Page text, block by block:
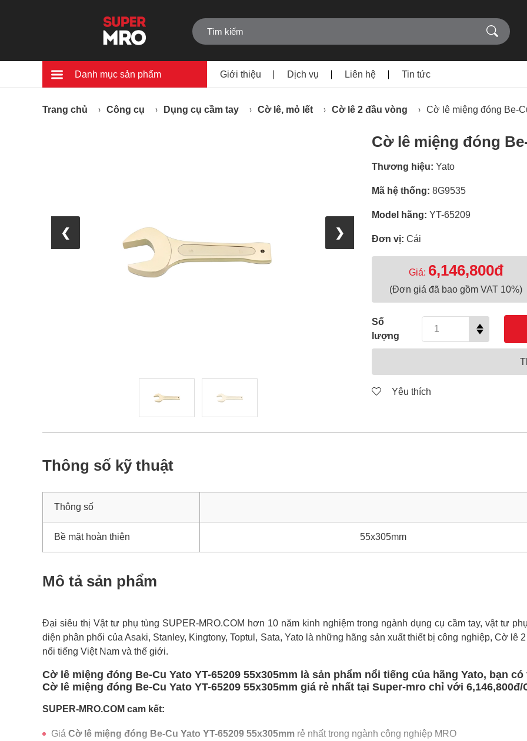
Danh mục sản phẩm Giới thiệu Dịch vụ Liên hệ Tin tức
Trang chủ Công cụ Dụng cụ cầm tay Cờ lê, mỏ lết Cờ lê 2 đầu vòng Cờ lê miệng đóng Be-
❮ ❯
Cờ lê miệng đóng
Thương hiệu: Yato
Mã hệ thống: 8G9535
Model hãng: YT-65209
Đơn vị: Cái
Giá: 6,146,800đ
(Đơn giá đã bao gồm VAT 10%)
Số
lượng
Yêu thích
Thông số kỹ thuật
Thông số
Bề mặt hoàn thiện 55x305mm
Mô tả sản phẩm
Đại siêu thị Vật tư phụ tùng SUPER-MRO.COM hơn 10 năm kinh nghiệm trong ngành dụng cụ cầm tay, vật tư
diện phân phối của Asaki, Stanley, Kingtony, Toptul, Sata, Yato là những hãng sản xuất thiết bị công nghiệp, Cờ lê
nổi tiếng Việt Nam và thế giới.
Cờ lê miệng đóng Be-Cu Yato YT-65209 55x305mm là sản phẩm nổi tiếng của hãng Yato, bạn có
Cờ lê miệng đóng Be-Cu Yato YT-65209 55x305mm giá rẻ nhất tại Super-mro chỉ với 6,146,800đ/
SUPER-MRO.COM cam kết:
Giá Cờ lê miệng đóng Be-Cu Yato YT-65209 55x305mm rẻ nhất trong ngành công nghiệp MRO